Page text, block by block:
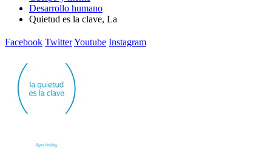
Desarrollo humano
Quietud es la clave, La
Facebook TwitterYoutube Instagram